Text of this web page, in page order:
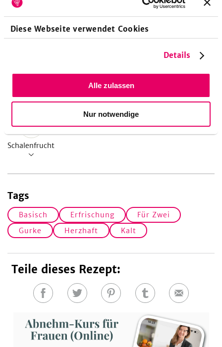
Diese Webseite verwendet Cookies
Details
Alle zulassen
Nur notwendige
Kohlenhydrate
Allergene
Schalenfrucht
Tags
Basisch Erfrischung
Für Zwei
Gurke
Herzhaft Kalt
Teile dieses Rezept:
Auf
teilen
Auf
teilen
Auf
teilen
Auf
teilen
E-